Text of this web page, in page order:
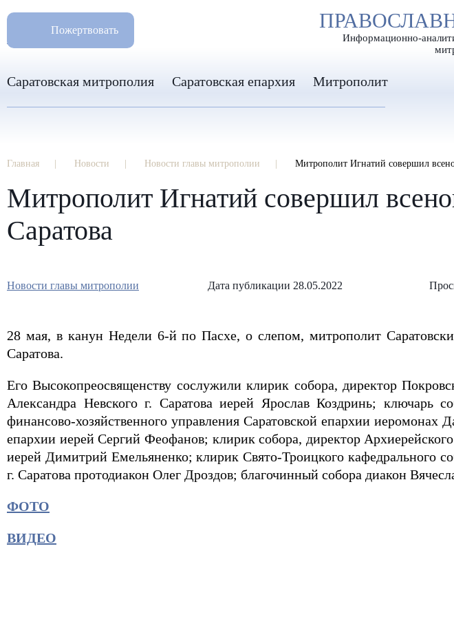
РАЗМЕР ШРИФТА А А А
Информационно-
Пожертвовать
8 960 346 31 04
info-sar@mail.ru
Саратовская митрополия Саратовская епархия Митрополит
Главная Новости Новости главы митрополии Митрополит Игнатий совершил
Митрополит Игнатий совершил
Саратова
Новости главы митрополии Дата публикации 28.05.2022
28 мая, в канун Недели 6-й по Пасхе, о слепом, митрополит
Саратова.
Его Высокопреосвященству сослужили клирик собора, директор
Александра Невского г. Саратова иерей Ярослав Коздринь; ключарь
финансово-хозяйственного управления Саратовской епархии иеромонах
епархии иерей Сергий Феофанов; клирик собора, директор
иерей Димитрий Емельяненко; клирик Свято-Троицкого кафедрального
г. Саратова протодиакон Олег Дроздов; благочинный собора диакон
ФОТО
ВИДЕО